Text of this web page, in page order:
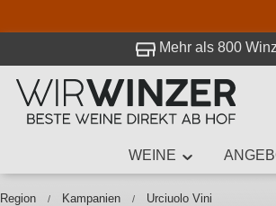
Mehr als 800
WEINE
Region Kampanien Urciuolo Vini
bei WirWinzer.